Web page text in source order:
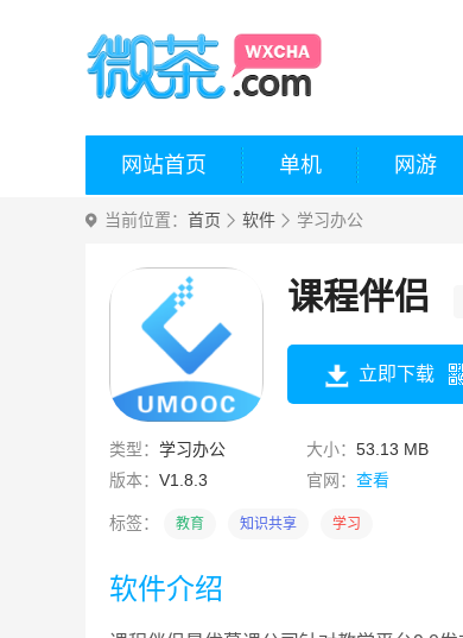
网站首页 单机 网游
当前位置： 首页 软件 学习办公
课程伴侣
立即下载
类型： 学习办公 大小：53.13 MB
版本： V1.8.3 官网：查看
标签： 教育 知识共享 学习
软件介绍